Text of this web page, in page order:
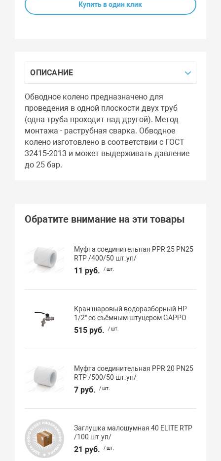
Купить в один клик
ОПИСАНИЕ
Обводное колено предназначено для
проведения в одной плоскости двух труб
(одна труба проходит над другой). Метод
монтажа - раструбная сварка. Обводное
колено изготовлено в соответствии с ГОСТ
32415-2013 и может выдерживать давление
до 25 бар.
Обратите внимание на эти товары
Муфта соединительная PPR 25 PN25
RTP /400/50 шт.уп/
11 руб. / шт.
Кран шаровый водоразборный НР
1/2" со съёмным штуцером GAPPO
515 руб. / шт.
Муфта соединительная PPR 20 PN25
RTP /500/50 шт.уп/
7 руб. / шт.
Заглушка малошумная 40 ELITE RTP
/100 шт.уп/
21 руб. / шт.